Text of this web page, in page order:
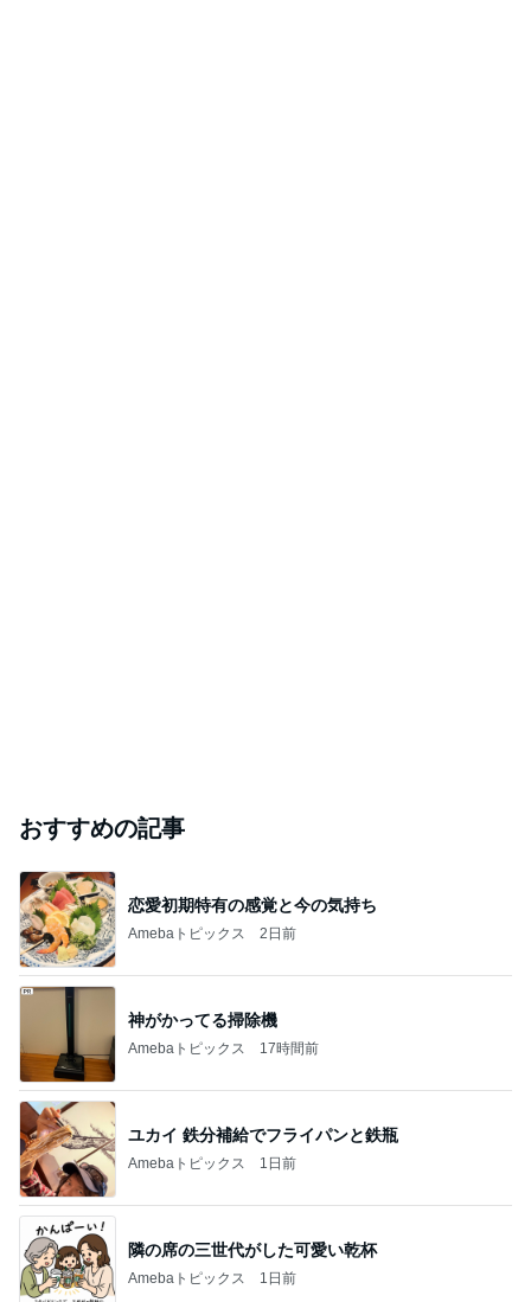
おすすめの記事
恋愛初期特有の感覚と今の気持ち
Amebaトピックス 2日前
神がかってる掃除機
Amebaトピックス 17時間前
ユカイ 鉄分補給でフライパンと鉄瓶
Amebaトピックス 1日前
隣の席の三世代がした可愛い乾杯
Amebaトピックス 1日前